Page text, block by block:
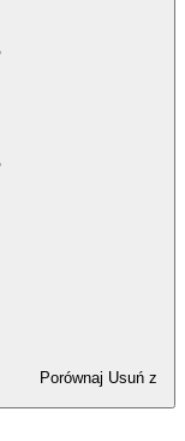
Porównaj Usuń z